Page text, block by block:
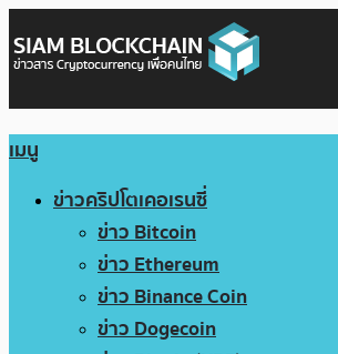
เมนู
ข่าวคริปโตเคอเรนซี่
ข่าว Bitcoin
ข่าว Ethereum
ข่าว Binance Coin
ข่าว Dogecoin